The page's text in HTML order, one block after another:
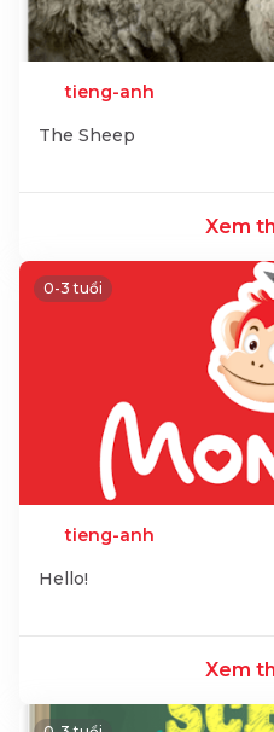
tieng-anh
The Sheep
Xem
0-3 tuổi
tieng-anh
Hello!
Xem